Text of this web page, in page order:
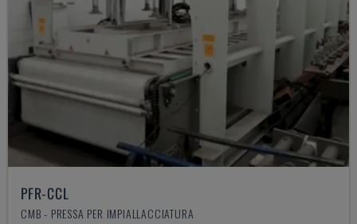
PFR-CCL
CMB - PRESSA PER IMPIALLACCIATURA